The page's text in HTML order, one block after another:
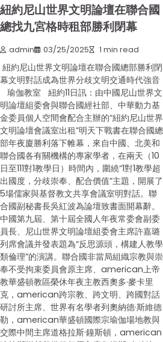
紐約尼山世界文明論壇在聯合國
總找九宮格時租部勝利閉幕
admin 03/25/2025 1 min read
紐約尼山世界文明論壇在聯合國總部勝利閉
幕文明對話成為世界分歧文明交通時代強音
瑜伽教室 紐約11日訊：由中國尼山世界文
明論壇組委會與聯合國經社部、中華動力基
金委員個人空間會配合主辦的“紐約尼山世界
文明論壇會議室出租”明天下戰書在聯合國總
部年夜廈勝利落下帷幕，來自中國、北美和
聯合國各有關機構的專家學者，在兩天（10
日至111對1教學日）時間內，圍繞“1對1教學超
出國度，分歧崇奉、配合價值”主題，開展了
5場儒家與基督教文共享會議室明對話。聯
合國副秘書長吳紅波為論壇致書面開幕辭。
中國第九屆、第十屆全國人年夜常委會副委
員長、尼山世界文明論壇組委會主席許嘉璐
列席會議并發表題為“反思源頭，構建人教學
類倫理”的演講。聯合國非當局組織宗教與崇
奉不受拘束委員會原主席、american上帝
教華盛頓教區榮休年夜主教西奧多·麥卡里
克，american跨宗教、跨文明、跨國對話
研討所主席、世界有名學者列奧納德·斯維德
勒，american華盛頓國際宗瑜伽場地教與
交際中間主席道格拉斯·鐘斯頓，american